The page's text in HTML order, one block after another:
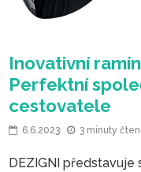
6.6.2023 3 minuty
DEZIGNI představuje